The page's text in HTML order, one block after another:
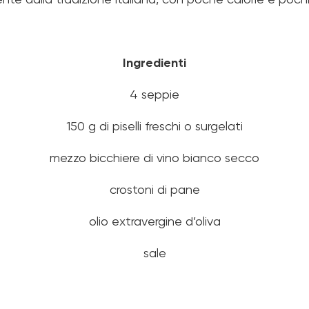
Ingredienti
4 seppie
150 g di piselli freschi o surgelati
mezzo bicchiere di vino bianco secco
crostoni di pane
olio extravergine d’oliva
sale